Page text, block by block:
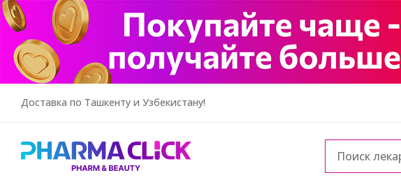
Доставка по Ташкенту и Узбекистану!